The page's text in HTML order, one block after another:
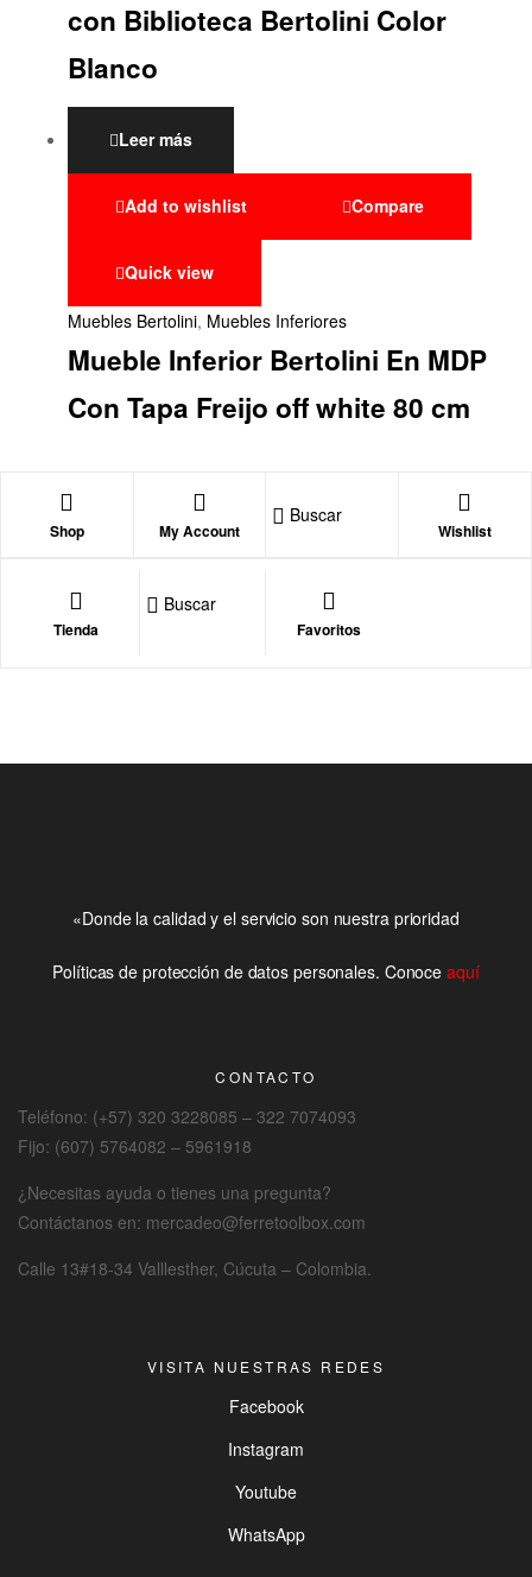
con Biblioteca Bertolini Color
Blanco
Leer más
Add to wishlist Compare
Quick view
Muebles Bertolini, Muebles Inferiores
Mueble Inferior Bertolini En MDP
Con Tapa Freijo off white 80 cm
Shop My Account
Buscar
Wishlist
Tienda
Buscar
Favoritos
«Donde la calidad y el servicio son nuestra prioridad
Políticas de protección de datos personales. Conoceaquí
CONTACTO
Teléfono: (+57) 320 3228085 – 322 7074093
Fijo: (607) 5764082 – 5961918
¿Necesitas ayuda o tienes una pregunta?
Contáctanos en: mercadeo@ferretoolbox.com
Calle 13#18-34 Valllesther, Cúcuta – Colombia.
VISITA NUESTRAS REDES
Facebook
Instagram
Youtube
WhatsApp